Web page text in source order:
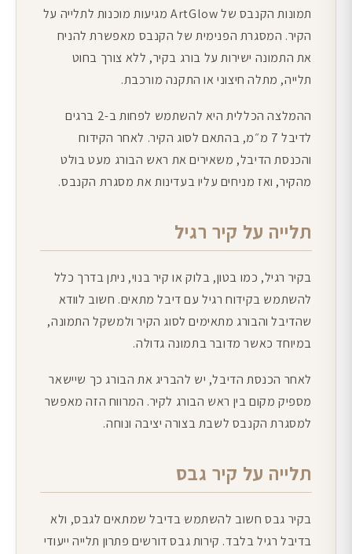
תמונות הקנבס של ArtGlow מגיעות מוכנות לתלייה על
הקיר. המסגרת הפנימית של הקנבס מאפשרת להניח
את התמונה ישירות על בורג בקיר, ללא צורך בחוט
תלייה, מתלה חיצוני או התקנה מורכבת.
ההמלצה הכללית היא להשתמש לפחות ב-2 ברגים
לדיבל 7 מ״מ, בהתאם לסוג הקיר. לאחר הקידוח
והכנסת הדיבל, משאירים את ראש הבורג מעט בולט
מהקיר, ואז מניחים עליו בעדינות את מסגרת הקנבס.
תלייה על קיר רגיל
בקיר רגיל, כמו בטון, בלוק או קיר בנוי, ניתן בדרך כלל
להשתמש בקידוח רגיל עם דיבל מתאים. חשוב לוודא
שהדיבל והבורג מתאימים לסוג הקיר ולמשקל התמונה,
במיוחד כאשר מדובר בתמונה גדולה.
לאחר הכנסת הדיבל, יש להבריג את הבורג כך שיישאר
מספיק מקום בין ראש הבורג לקיר. המרווח הזה מאפשר
למסגרת הקנבס לשבת בצורה יציבה ונוחה.
תלייה על קיר גבס
בקיר גבס חשוב להשתמש בדיבל שמתאים לגבס, ולא
בדיבל רגיל בלבד. קירות גבס דורשים פתרון תלייה ייעודי